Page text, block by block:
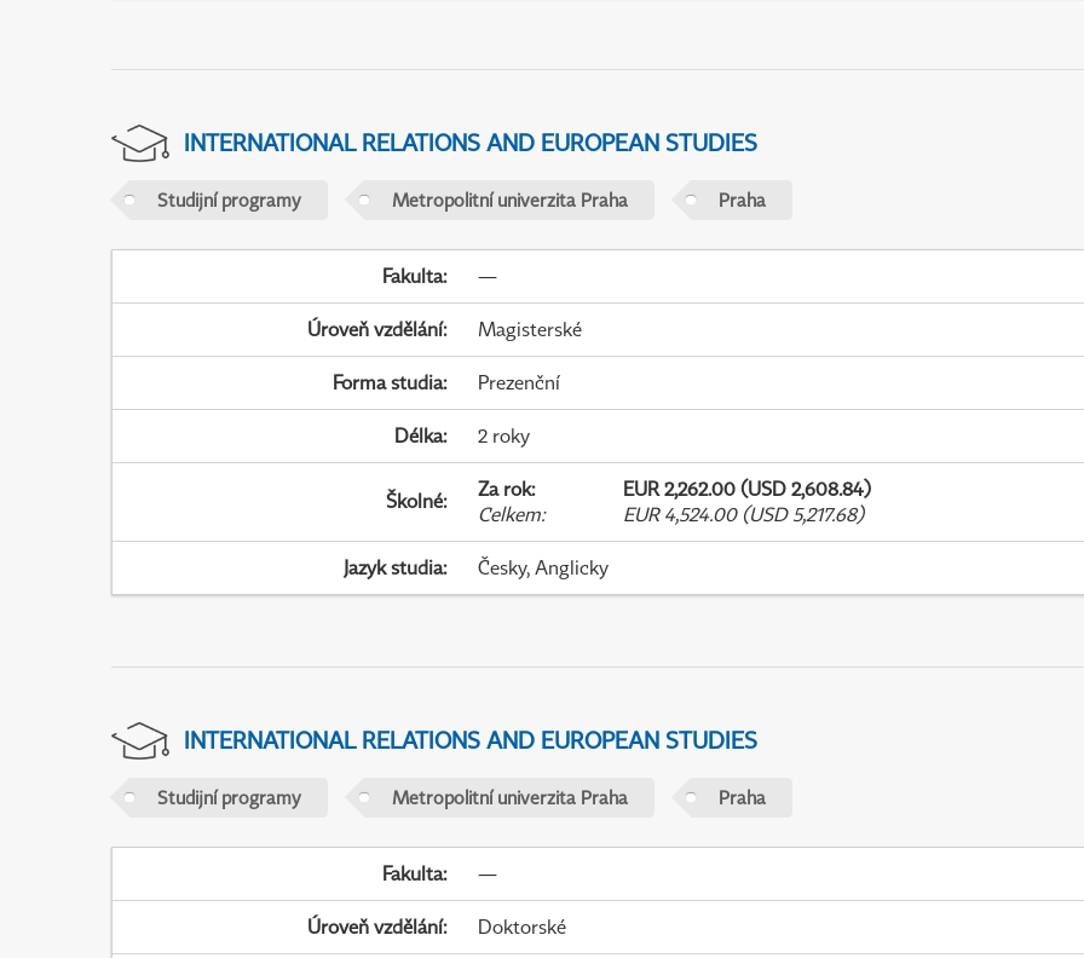
INTERNATIONAL RELATIONS AND EUROPEAN STUDIES
Studijní programy Metropolitní univerzita Praha Praha
Fakulta: —
Úroveň vzdělání: Magisterské
Forma studia: Prezenční
Délka: 2 roky
Školné: Za rok:
EUR 2,262.00 (USD 2,608.84)
Celkem: EUR 4,524.00 (USD 5,217.68)
Jazyk studia: Česky, Anglicky
INTERNATIONAL RELATIONS AND EUROPEAN STUDIES
Studijní programy Metropolitní univerzita Praha Praha
Fakulta: —
Úroveň vzdělání: Doktorské